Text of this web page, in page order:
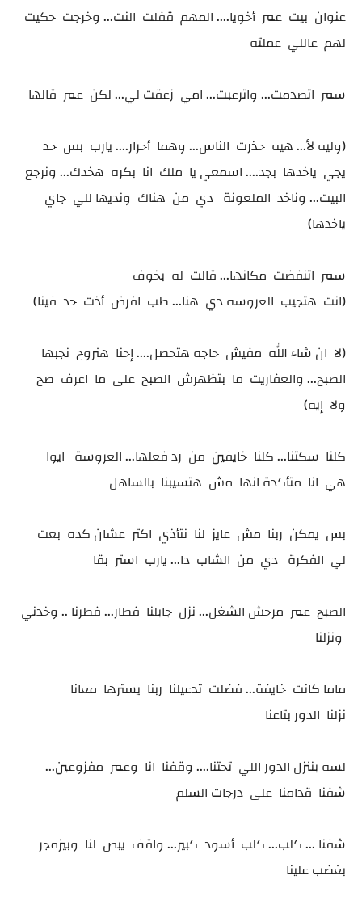
عنوان بيت عمر أخويا.... المهم قفلت النت... وخرجت حكيت
لهم عاللي عملته
سمر اتصدمت... واترعبت... امي زعقت لي... لكن عمر قالها
(وليه لأ... هيه حذرت الناس... وهما أحرار.... يارب بس حد
يجي ياخدها بجد.... اسمعي يا ملك انا بكره هخدك... ونرجع
البيت... وناخد الملعونة دي من هناك ونديها للي جاي
ياخدها)
سمر اتنفضت مكانها... قالت له بخوف
(انت هتجيب العروسه دي هنا... طب افرض أذت حد فينا)
(لا ان شاء الله مفيش حاجه هتحصل.... إحنا هنروح نجبها
الصبح... والعفاريت ما بتظهرش الصبح على ما اعرف صح
ولا إيه)
كلنا سكتنا... كلنا خايفين من رد فعلها... العروسة ايوا
هي انا متأكدة انها مش هتسيبنا بالساهل
بس يمكن ربنا مش عايز لنا نتأذي اكتر عشان كده بعت
لي الفكرة دي من الشاب دا... يارب استر بقا
الصبح عمر مرحش الشغل... نزل جابلنا فطار... فطرنا .. وخدني
ونزلنا
ماما كانت خايفة... فضلت تدعيلنا ربنا يسترها معانا
نزلنا الدور بتاعنا
لسه بننزل الدور اللي تحتنا.... وقفنا انا وعمر مفزوعين...
شفنا قدامنا على درجات السلم
شفنا ... كلب... كلب أسود كبير... واقف يبص لنا وبيزمجر
بغضب علينا